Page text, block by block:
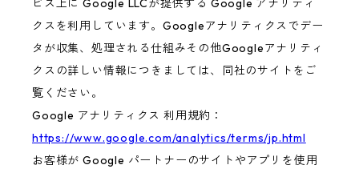
ビス上に Google LLCが提供する Google アナリティ
クスを利用しています。Googleアナリティクスでデー
タが収集、処理される仕組みその他Googleアナリティ
クスの詳しい情報につきましては、同社のサイトをご
覧ください。
Google アナリティクス 利用規約：
https://www.google.com/analytics/terms/jp.html
お客様が Google パートナーのサイトやアプリを使用